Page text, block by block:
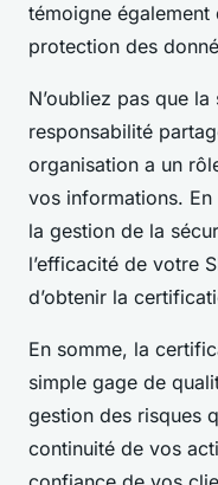
témoigne
protection des
N’oubliez pas que
responsabilité
organisation a un
vos informations.
la gestion de la
l’efficacité de votre
d’obtenir la
En somme, la
simple gage de
gestion des risques
continuité de vos